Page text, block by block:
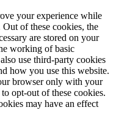
your experience while
of these cookies, the
are stored on your
working of basic
use third-party cookies
how you use this website.
browser only with your
opt-out of these cookies.
may have an effect